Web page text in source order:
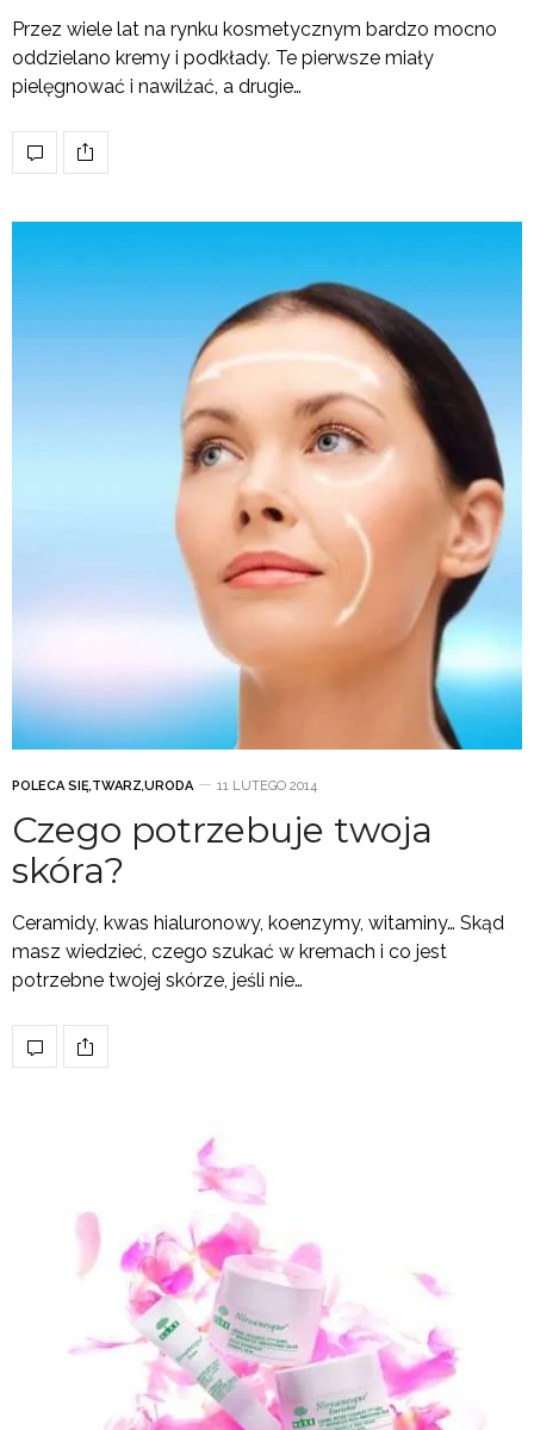
Przez wiele lat na rynku kosmetycznym bardzo mocno
oddzielano kremy i podkłady. Te pierwsze miały
pielęgnować i nawilżać, a drugie…
POLECA SIĘ,TWARZ,URODA 11 LUTEGO 2014
Czego potrzebuje twoja
skóra?
Ceramidy, kwas hialuronowy, koenzymy, witaminy… Skąd
masz wiedzieć, czego szukać w kremach i co jest
potrzebne twojej skórze, jeśli nie…